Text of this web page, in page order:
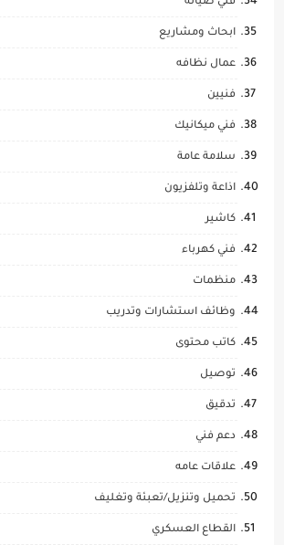
فني صيانة
ابحاث ومشاريع
عمال نظافه
فنيين
فني ميكانيك
سلامة عامة
اذاعة وتلفزيون
كاشير
فني كهرباء
منظمات
وظائف استشارات وتدريب
كاتب محتوى
توصيل
تدقيق
دعم فني
علاقات عامه
تحميل وتنزيل/تعبئة وتغليف
القطاع العسكري